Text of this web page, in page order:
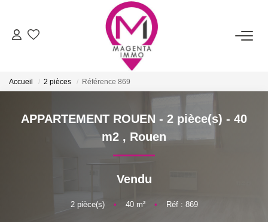
ACHETER
FAIRE ESTIMER/VENDRE
BIENS VENDUS
NOTRE AGENCE
Accueil 2 pièces Référence 869
APPARTEMENT ROUEN - 2 pièce(s) - 40
m2 , Rouen
Vendu
2pièce(s) • 40m² • Réf : 869